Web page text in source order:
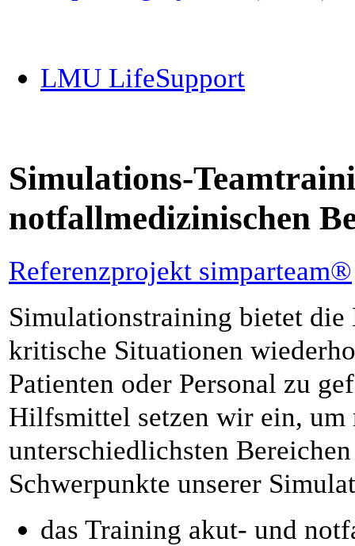
LMU LifeSupport
Simulations-
notfallmedizinischen
Referenzprojekt simparteam®
Simulationstraining bietet
kritische Situationen
Patienten oder Personal zu
Hilfsmittel setzen wir ein, um
unterschiedlichsten
Schwerpunkte unserer
das Training akut- und